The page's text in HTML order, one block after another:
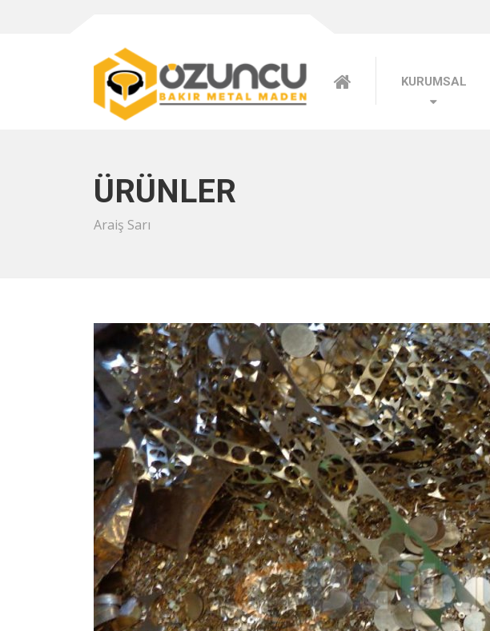
KURUMSAL
ÜRÜNLER
Araiş Sarı